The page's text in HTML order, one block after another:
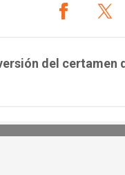
del certamen